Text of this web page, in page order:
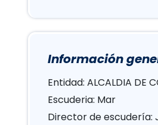
Información
Entidad: ALCALDIA DE
Escuderia: Mar
Director de escudería: